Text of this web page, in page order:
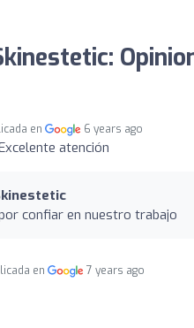
en 6 years ago
atención
confiar en nuestro trabajo
en 7 years ago